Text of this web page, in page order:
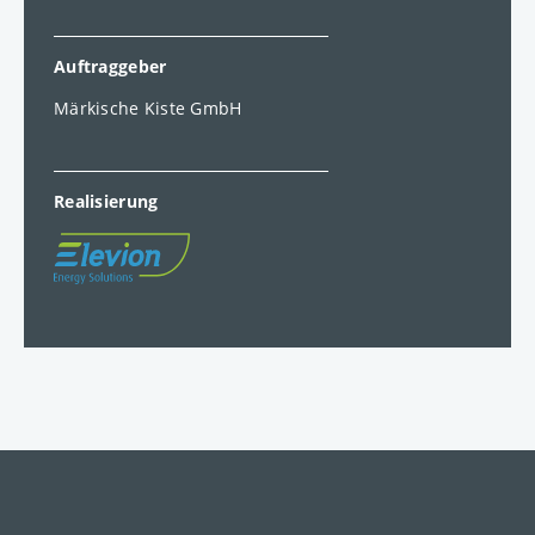
Auftraggeber
Märkische Kiste GmbH
Realisierung